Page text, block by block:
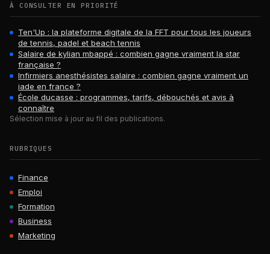
À CONSULTER EN PRIORITÉ
Ten'Up : la plateforme digitale de la FFT pour tous les joueurs
de tennis, padel et beach tennis
Salaire de kylian mbappé : combien gagne vraiment la star
française ?
Infirmiers anesthésistes salaire : combien gagne vraiment un
iade en france ?
École ducasse : programmes, tarifs, débouchés et avis à
connaître
Sélection mise à jour au fil des publications.
RUBRIQUES
Finance
Emploi
Formation
Business
Marketing